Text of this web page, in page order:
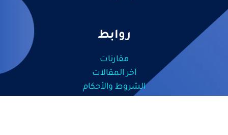
روابط
مقارنات
آخر المقالات
الشروط والأحكام